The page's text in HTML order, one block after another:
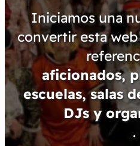
Iniciamos una
convertir esta
aficionados,
escuelas, salas
DJs y
.